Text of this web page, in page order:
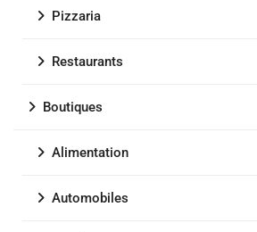
Pizzaria
Restaurants
Boutiques
Alimentation
Automobiles